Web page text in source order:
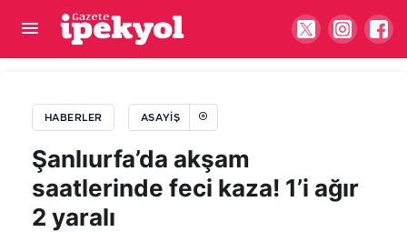
HABERLER ASAYIŞ
Şanlıurfa’da akşam
saatlerinde feci kaza! 1’i ağır
2 yaralı
Şanlıurfa'da kaza sonrası trafik felç oldu! 1 Yaralı